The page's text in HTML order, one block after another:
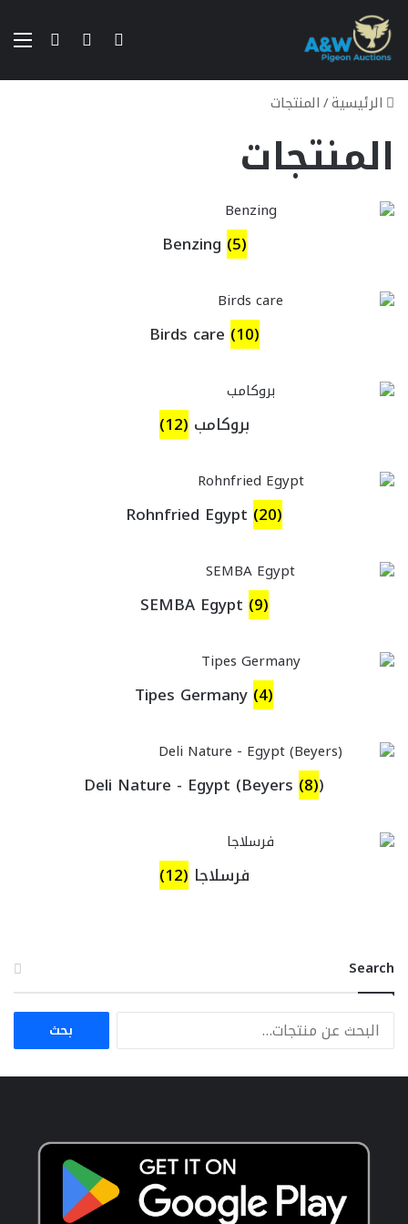
بحث عنتسجيل
إستعراض سلة
الرئيسية/المنتجات
المنتجات
Benzing (5)
Birds care (10)
بروكامب (12)
Rohnfried Egypt (20)
SEMBA Egypt (9)
Tipes Germany (4)
(Deli Nature - Egypt (Beyers
(8)
فرسلاجا (12)
Search
البحث
عن: بحث